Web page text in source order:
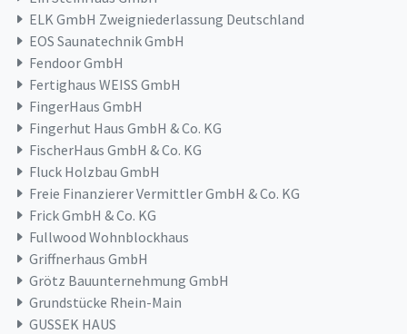
ELK GmbH Zweigniederlassung Deutschland
EOS Saunatechnik GmbH
Fendoor GmbH
Fertighaus WEISS GmbH
FingerHaus GmbH
Fingerhut Haus GmbH & Co. KG
FischerHaus GmbH & Co. KG
Fluck Holzbau GmbH
Freie Finanzierer Vermittler GmbH & Co. KG
Frick GmbH & Co. KG
Fullwood Wohnblockhaus
Griffnerhaus GmbH
Grötz Bauunternehmung GmbH
Grundstücke Rhein-Main
GUSSEK HAUS